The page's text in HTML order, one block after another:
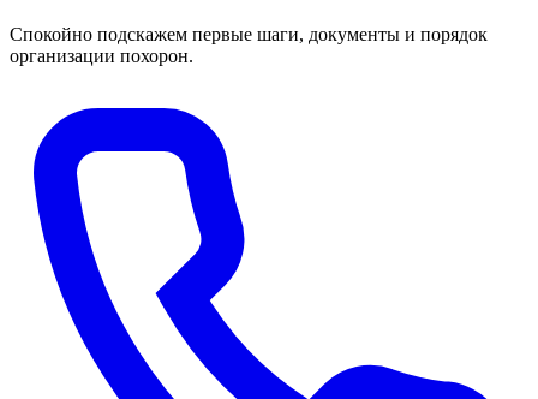
Спокойно подскажем первые шаги, документы и порядок
организации похорон.